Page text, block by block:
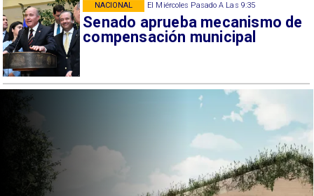
El Miércoles Pasado A Las 9:35
Senado aprueba mecanismo de
compensación municipal
NACIONAL